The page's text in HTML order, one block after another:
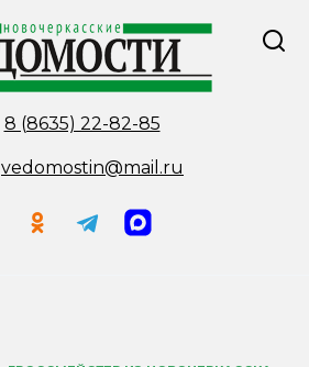
8 (8635) 22-82-85
vedomostin@mail.ru